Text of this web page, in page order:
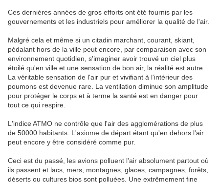
Ces dernières années de gros efforts ont été fournis par les
gouvernements et les industriels pour améliorer la qualité de l'air.
Malgré cela et même si un citadin marchant, courant, skiant,
pédalant hors de la ville peut encore, par comparaison avec son
environnement quotidien, s'imaginer avoir trouvé un ciel plus
étoilé qu'en ville et une sensation de bon air, la réalité est autre.
La véritable sensation de l'air pur et vivifiant à l'intérieur des
poumons est devenue rare. La ventilation diminue son amplitude
pour protéger le corps et à terme la santé est en danger pour
tout ce qui respire.
L'indice ATMO ne contrôle que l'air des agglomérations de plus
de 50000 habitants. L'axiome de départ étant qu'en dehors l'air
peut encore y être considéré comme pur.
Ceci est du passé, les avions polluent l'air absolument partout où
ils passent et lacs, mers, montagnes, glaces, campagnes, forêts,
déserts ou cultures bios sont polluées. Une extrêmement fine